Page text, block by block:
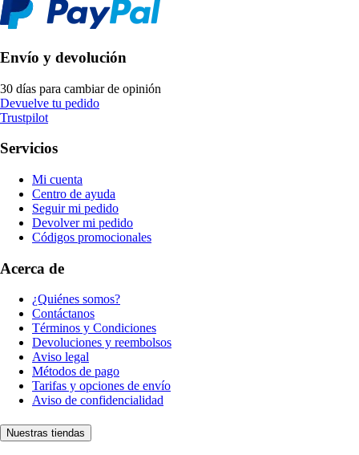
Envío y devolución
30 días para cambiar de opinión
Devuelve tu pedido
Trustpilot
Servicios
Mi cuenta
Centro de ayuda
Seguir mi pedido
Devolver mi pedido
Códigos promocionales
Acerca de
¿Quiénes somos?
Contáctanos
Términos y Condiciones
Devoluciones y reembolsos
Aviso legal
Métodos de pago
Tarifas y opciones de envío
Aviso de confidencialidad
Nuestras tiendas